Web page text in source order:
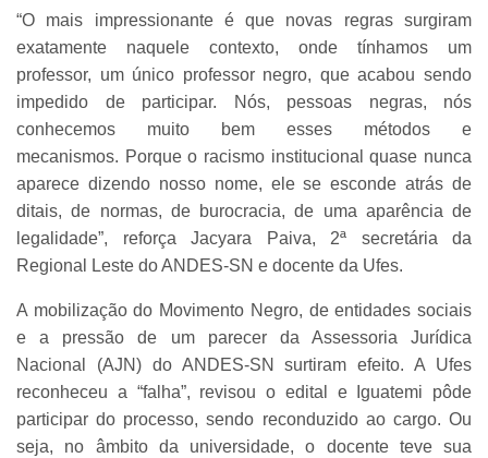
“O mais impressionante é que novas regras surgiram
exatamente naquele contexto, onde tínhamos um
professor, um único professor negro, que acabou sendo
impedido de participar. Nós, pessoas negras, nós
conhecemos muito bem esses métodos e
mecanismos. Porque o racismo institucional quase nunca
aparece dizendo nosso nome, ele se esconde atrás de
ditais, de normas, de burocracia, de uma aparência de
legalidade”, reforça Jacyara Paiva, 2ª secretária da
Regional Leste do ANDES-SN e docente da Ufes.
A mobilização do Movimento Negro, de entidades sociais
e a pressão de um parecer da Assessoria Jurídica
Nacional (AJN) do ANDES-SN surtiram efeito. A Ufes
reconheceu a “falha”, revisou o edital e Iguatemi pôde
participar do processo, sendo reconduzido ao cargo. Ou
seja, no âmbito da universidade, o docente teve sua